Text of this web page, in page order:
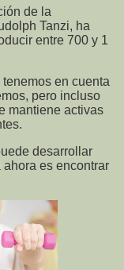
de la
Tanzi, ha
entre 700 y 1
en cuenta
pero incluso
mantiene activas
desarrollar
es encontrar